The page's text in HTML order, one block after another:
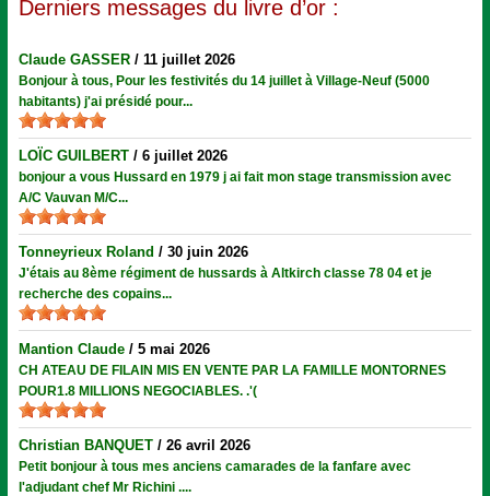
Derniers messages du livre d’or :
Claude GASSER /11 juillet 2026
Bonjour à tous, Pour les festivités du 14 juillet à Village-Neuf (5000
habitants) j'ai présidé pour...
LOÏC GUILBERT /6 juillet 2026
bonjour a vous Hussard en 1979 j ai fait mon stage transmission avec
A/C Vauvan M/C...
Tonneyrieux Roland /30 juin 2026
J'étais au 8ème régiment de hussards à Altkirch classe 78 04 et je
recherche des copains...
Mantion Claude /5 mai 2026
CH ATEAU DE FILAIN MIS EN VENTE PAR LA FAMILLE MONTORNES
POUR1.8 MILLIONS NEGOCIABLES. .'(
Christian BANQUET /26 avril 2026
Petit bonjour à tous mes anciens camarades de la fanfare avec
l'adjudant chef Mr Richini ....